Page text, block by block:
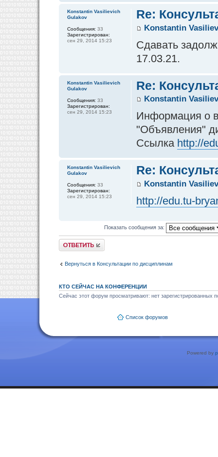
Re:
Konstantin
Сдавать
17.03.21.
Konstantin Vasilievich
Gulakov
Сообщения: 33
Зарегистрирован:
сен 29, 2014 15:23
Re:
Konstantin
Информация о
"Объявления"
Ссылка http://
Konstantin Vasilievich
Gulakov
Сообщения: 33
Зарегистрирован:
сен 29, 2014 15:23
Re:
Konstantin
http://edu.tu-
Konstantin Vasilievich
Gulakov
Сообщения: 33
Зарегистрирован:
сен 29, 2014 15:23
Показать сообщения за:
Ответить
Вернуться в Консультации по дисциплинам
КТО СЕЙЧАС НА КОНФЕРЕНЦИИ
Сейчас этот форум просматривают: нет зарегистрированных
Список форумов
Powered by